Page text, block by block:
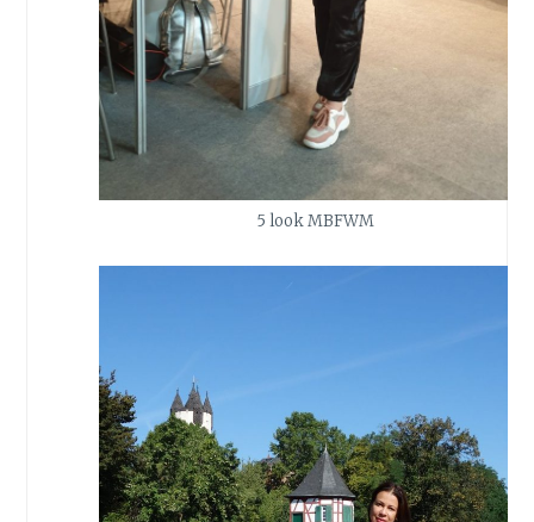
5 look MBFWM